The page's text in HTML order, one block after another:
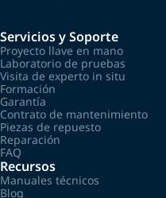
Servicios y Soporte
Proyecto llave en mano
Laboratorio de pruebas
Visita de experto in situ
Formación
Garantía
Contrato de mantenimiento
Piezas de repuesto
Reparación
FAQ
Recursos
Manuales técnicos
Blog